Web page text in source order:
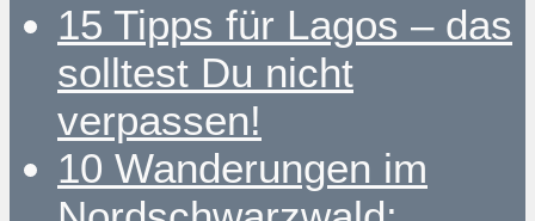
15 Tipps für Lagos – das
solltest Du nicht
verpassen!
10 Wanderungen im